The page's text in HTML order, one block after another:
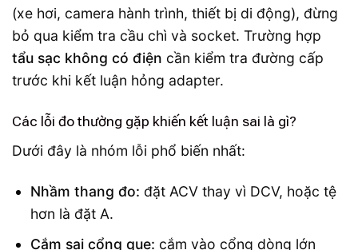
(xe hơi, camera hành trình, thiết bị di động), đừng
bỏ qua kiểm tra cầu chì và socket. Trường hợp
tẩu sạc không có điện cần kiểm tra đường cấp
trước khi kết luận hỏng adapter.
Các lỗi đo thường gặp khiến kết luận sai là gì?
Dưới đây là nhóm lỗi phổ biến nhất:
Nhầm thang đo: đặt ACV thay vì DCV, hoặc tệ
hơn là đặt A.
Cắm sai cổng que: cắm vào cổng dòng lớn